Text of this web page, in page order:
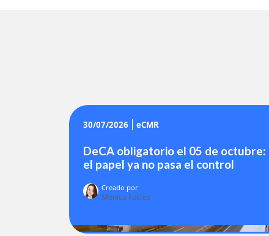
30/07/2026 eCMR
DeCA obligatorio el 05 de octubre:
el papel ya no pasa el control
Creado por
Mónica Fustes